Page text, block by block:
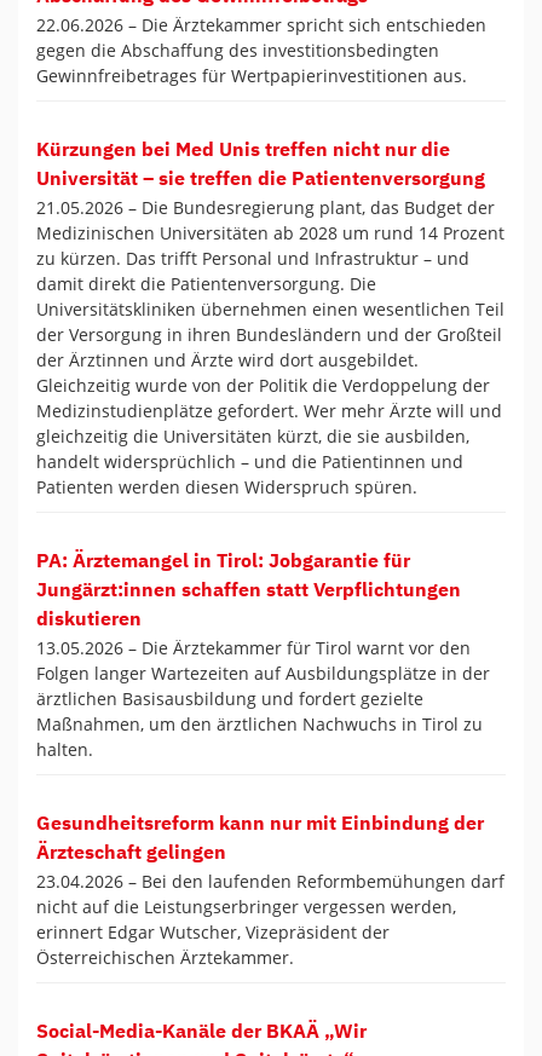
22.06.2026 – Die Ärztekammer spricht sich entschieden
gegen die Abschaffung des investitionsbedingten
Gewinnfreibetrages für Wertpapierinvestitionen aus.
Kürzungen bei Med Unis treffen nicht nur die
Universität – sie treffen die Patientenversorgung
21.05.2026 – Die Bundesregierung plant, das Budget der
Medizinischen Universitäten ab 2028 um rund 14 Prozent
zu kürzen. Das trifft Personal und Infrastruktur – und
damit direkt die Patientenversorgung. Die
Universitätskliniken übernehmen einen wesentlichen Teil
der Versorgung in ihren Bundesländern und der Großteil
der Ärztinnen und Ärzte wird dort ausgebildet.
Gleichzeitig wurde von der Politik die Verdoppelung der
Medizinstudienplätze gefordert. Wer mehr Ärzte will und
gleichzeitig die Universitäten kürzt, die sie ausbilden,
handelt widersprüchlich – und die Patientinnen und
Patienten werden diesen Widerspruch spüren.
PA: Ärztemangel in Tirol: Jobgarantie für
Jungärzt:innen schaffen statt Verpflichtungen
diskutieren
13.05.2026 – Die Ärztekammer für Tirol warnt vor den
Folgen langer Wartezeiten auf Ausbildungsplätze in der
ärztlichen Basisausbildung und fordert gezielte
Maßnahmen, um den ärztlichen Nachwuchs in Tirol zu
halten.
Gesundheitsreform kann nur mit Einbindung der
Ärzteschaft gelingen
23.04.2026 – Bei den laufenden Reformbemühungen darf
nicht auf die Leistungserbringer vergessen werden,
erinnert Edgar Wutscher, Vizepräsident der
Österreichischen Ärztekammer.
Social-Media-Kanäle der BKAÄ „Wir